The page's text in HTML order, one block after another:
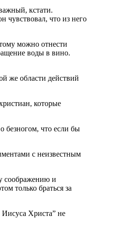
кстати.
чувствовал, что из него
можно отнести
воды в вино.
же области действий
которые
безногом, что если бы
с неизвестным
соображению и
только браться за
Христа” не